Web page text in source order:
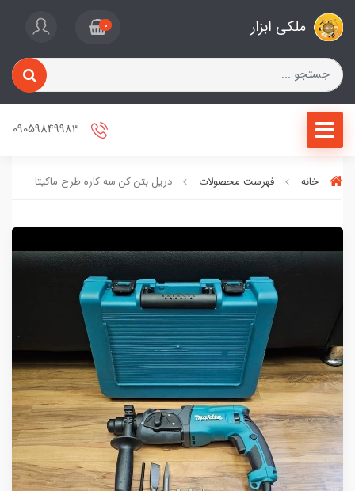
ملکی ابزار 0
خانه فهرست محصولات دریل بتن کن سه کاره طرح ماکیتا